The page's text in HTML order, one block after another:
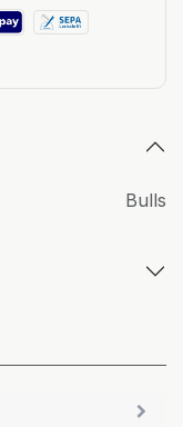
Bulls